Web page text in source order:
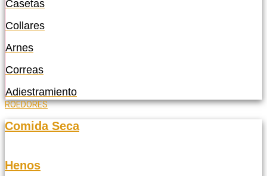
Casetas
Collares
Arnes
Correas
Adiestramiento
ROEDORES
Comida Seca
Henos